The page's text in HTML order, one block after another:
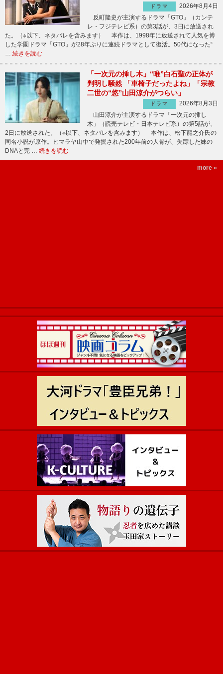
ドラマ
2026年8月4日
反町隆史が主演するドラマ「GTO」（カンテ
レ・フジテレビ系）の第3話が、3日に放送され
た。（※以下、ネタバレを含みます） 本作は、1998年に放送されて人気を博
した学園ドラマ「GTO」が28年ぶりに連続ドラマとして復活。50代になった“
続きを読む
「一次元の挿し木」“唯”白石聖の正体が
判明し騒然 「車椅子だったよね」「宗教
二世の“悠”山田涼介がつらい」
ドラマ
2026年8月3日
山田涼介が主演するドラマ「一次元の挿し
木」（読売テレビ・日本テレビ系）の第5話が、
2日に放送された。（※以下、ネタバレを含みます） 本作は、松下龍之介氏の
同名小説が原作。ヒマラヤ山中で発掘された200年前の人骨が、失踪した妹の
DNAと完 … 続きを読む
more »